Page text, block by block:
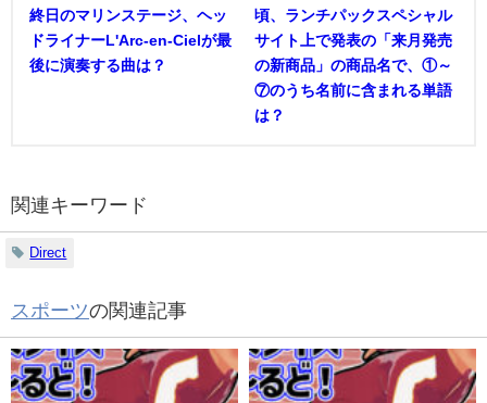
終日のマリンステージ、ヘッ
ドライナーL'Arc-en-Cielが最
後に演奏する曲は？
頃、ランチパックスペシャル
サイト上で発表の「来月発売
の新商品」の商品名で、①～
⑦のうち名前に含まれる単語
は？
関連キーワード
Direct
スポーツの関連記事